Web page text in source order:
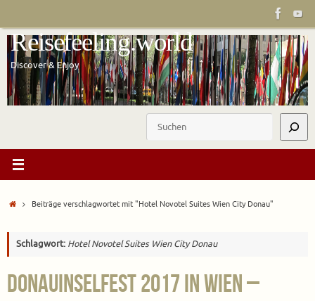
springen
Reisefeeling.world
Discover & Enjoy
StartBeiträge verschlagwortet mit "Hotel Novotel Suites Wien City Donau"
Schlagwort: Hotel Novotel Suites Wien City Donau
Donauinselfest 2017 in Wien –